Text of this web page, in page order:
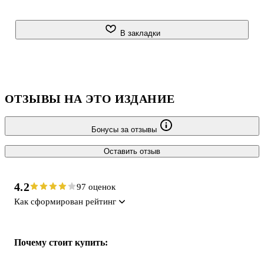
Ганиным — истории своей первой любви. Роман, действие
В закладки
ОТЗЫВЫ НА ЭТО ИЗДАНИЕ
Бонусы за отзывы
Оставить отзыв
4.2
97 оценок
Как сформирован рейтинг
Почему стоит купить: